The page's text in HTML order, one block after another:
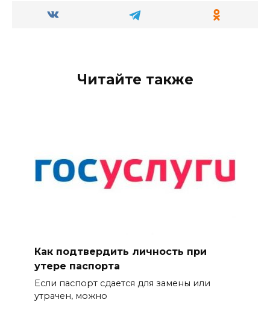
Читайте также
Как подтвердить личность при
утере паспорта
Если паспорт сдается для замены или
утрачен, можно